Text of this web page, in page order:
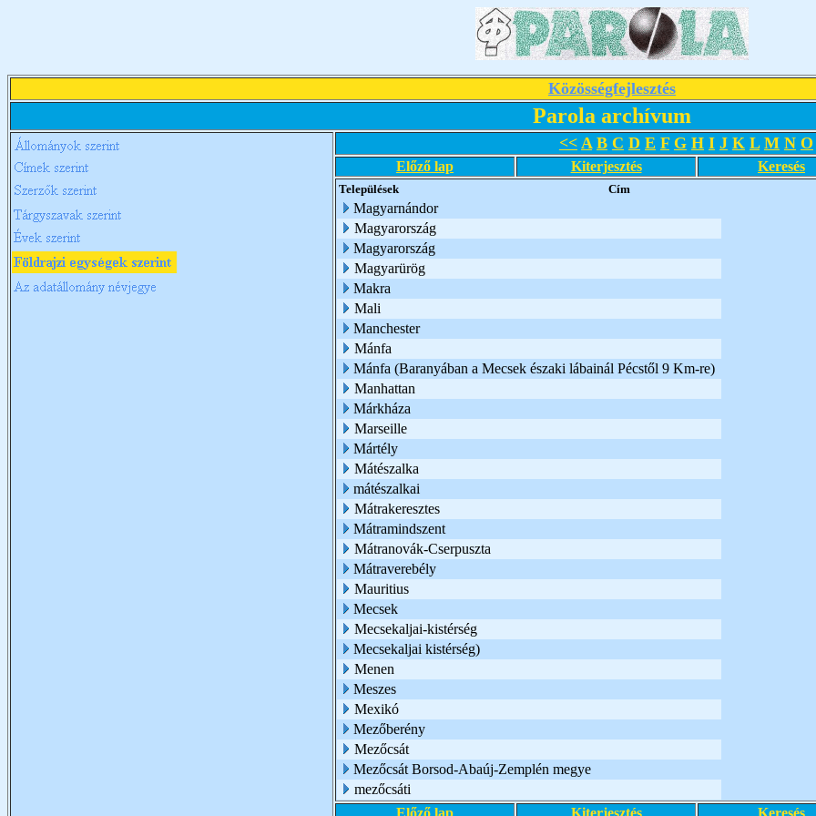
Közösségfejlesztés
Parola archívum
<< A B C D E F G H I J K L M N O
Előző lap Kiterjesztés Keresés
Települések Cím
Magyarnándor
Magyarország
Magyarország
Magyarürög
Makra
Mali
Manchester
Mánfa
Mánfa (Baranyában a Mecsek északi lábainál Pécstől 9 Km-re)
Manhattan
Márkháza
Marseille
Mártély
Mátészalka
mátészalkai
Mátrakeresztes
Mátramindszent
Mátranovák-Cserpuszta
Mátraverebély
Mauritius
Mecsek
Mecsekaljai-kistérség
Mecsekaljai kistérség)
Menen
Meszes
Mexikó
Mezőberény
Mezőcsát
Mezőcsát Borsod-Abaúj-Zemplén megye
mezőcsáti
Előző lap
Kiterjesztés Keresés